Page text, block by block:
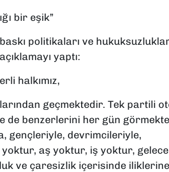
bir eşik”
politikaları ve
yaptı:
halkımız,
geçmektedir. Tek partili
de benzerlerini her gün
gençleriyle, devrimcileriyle,
aş yoktur, iş yoktur,
ve çaresizlik içerisinde